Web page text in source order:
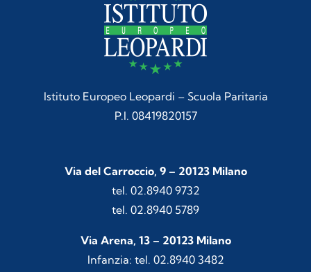
Istituto Europeo Leopardi – Scuola Paritaria
P.I. 08419820157
Via del Carroccio, 9 – 20123 Milano
tel. 02.8940 9732
tel. 02.8940 5789
Via Arena, 13 – 20123 Milano
Infanzia: tel. 02.8940 3482